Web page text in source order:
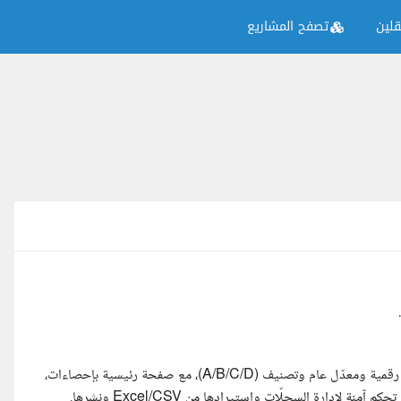
تصفح المشاريع
موقع عام يعرض سجلًّا لمجموعة من الجهات، لكل جهة مجموعة مؤشرات رقمية ومعدّل عام وتصنيف (A/B/C/D)، مع صفحة رئيسية بإحصاءات،